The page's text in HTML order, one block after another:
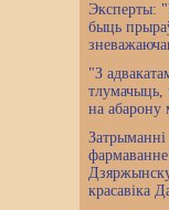
Эксперты:
быць
"З
тлумачыць,
на абарону
Затрыманні
красавіка